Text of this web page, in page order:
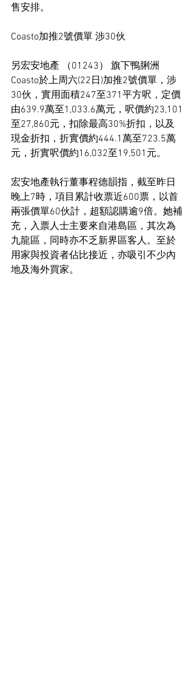
售安排。
Coasto加推2號價單 涉30伙
另宏安地產 （01243） 旗下鴨脷洲
Coasto於上周六(22日)加推2號價單，涉
30伙，實用面積247至371平方呎，定價
由639.9萬至1,033.6萬元，呎價約23,101
至27,860元，扣除最高30%折扣，以及
現金折扣，折實價約444.1萬至723.5萬
元，折實呎價約16,032至19,501元。
宏安地產執行董事程德韻指，截至昨日
晚上7時，項目累計收票近600票，以首
兩張價單60伙計，超額認購逾9倍。她補
充，入票人士主要來自港島區，其次為
九龍區，同時亦不乏新界區客人。至於
用家與投資者佔比接近，亦吸引不少內
地及海外買家。